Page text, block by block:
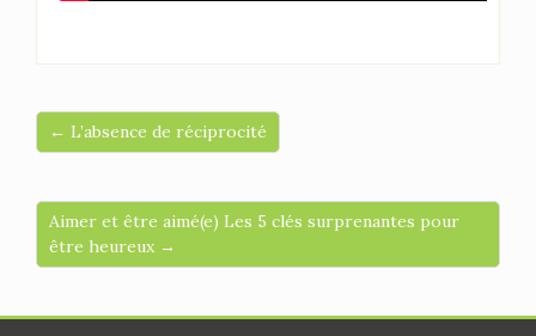
← L’absence de réciprocité
Aimer et être aimé(e) Les 5 clés surprenantes pour
être heureux →